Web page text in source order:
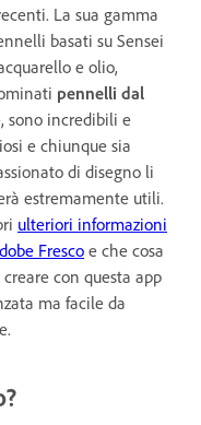
La sua gamma
basati su Sensei
e olio,
pennelli dal
, sono incredibili e
e chiunque sia
di disegno li
estremamente utili.
ulteriori informazioni
Frescoe che cosa
creare con questa app
ma facile da